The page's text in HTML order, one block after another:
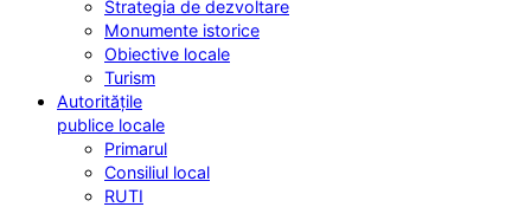
Strategia de dezvoltare
Monumente istorice
Obiective locale
Turism
Autoritățile
publice locale
Primarul
Consiliul local
RUTI